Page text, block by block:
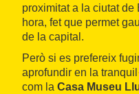
proximitat a la ciutat de
hora, fet que permet
de la capital.
Però si es prefereix
aprofundir en la
com la Casa Museu